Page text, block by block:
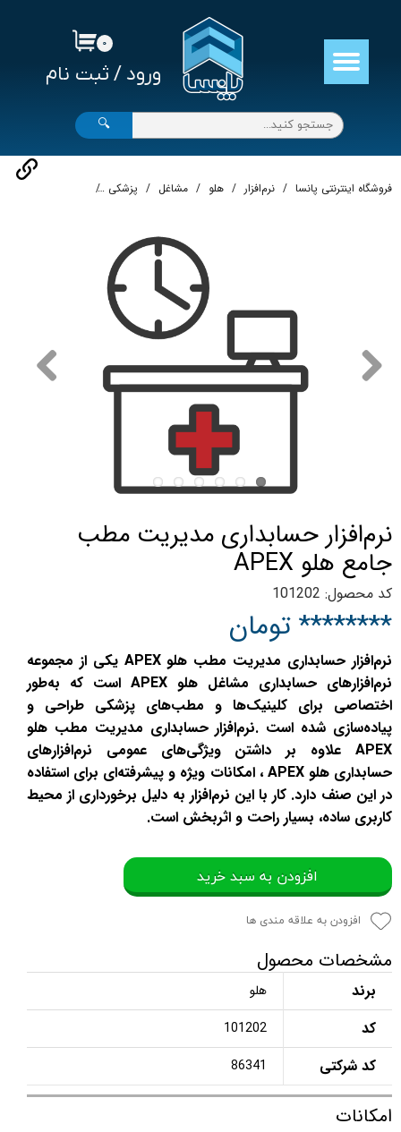
ورود / ثبت نام
حساب کاربری من
تغییر گذر واژه
سفارشات
خروج از حساب کاربری
۰
🔍
فروشگاه اینترنتی پانسا نرم‌افزار هلو مشاغل پزشکی
نرم‌افزار حسابداری مدیریت مطب
جامع هلو APEX
کد محصول: 101202
******** تومان
نرم‌افزار حسابداری مدیریت مطب هلو APEX یکی از مجموعه
نرم‌افزارهای حسابداری مشاغل هلو APEX است که به‌طور
اختصاصی برای کلینیک‌ها و مطب‌های پزشکی طراحی و
پیاده‌سازی شده است .نرم‌افزار حسابداری مدیریت مطب هلو
APEX علاوه بر داشتن ویژگی‌های عمومی نرم‌افزارهای
حسابداری هلو APEX ، امکانات ویژه و پیشرفته‌ای برای استفاده
در این صنف دارد. کار با این نرم‌افزار به دلیل برخورداری از محیط
کاربری ساده، بسیار راحت و اثربخش است.
افزودن به سبد خرید
افزودن به علاقه مندی ها
مشخصات محصول
برند هلو
کد 101202
کد شرکتی 86341
امکانات